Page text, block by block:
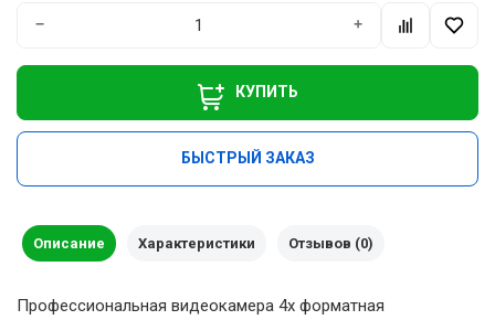
− +
КУПИТЬ
БЫСТРЫЙ ЗАКАЗ
Описание Характеристики Отзывов (0)
Профессиональная видеокамера 4х форматная